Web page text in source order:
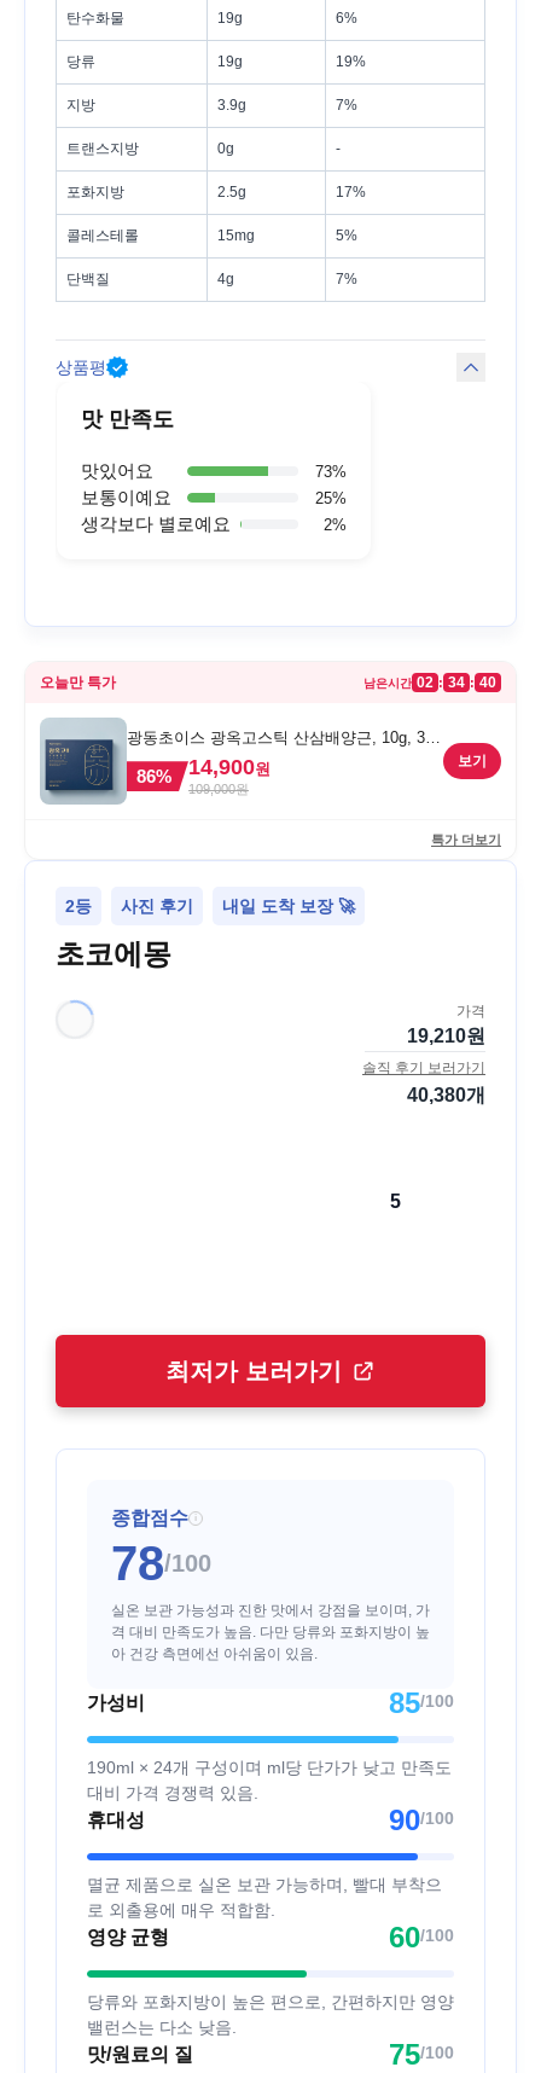
탄수화물 19g 6%
당류 19g 19%
지방 3.9g 7%
트랜스지방 0g -
포화지방 2.5g 17%
콜레스테롤 15mg 5%
단백질 4g 7%
상품평
맛 만족도
맛있어요 73%
보통이예요 25%
생각보다 별로예요 2%
오늘만 특가 남은시간 02 : 34 : 40
광동초이스 광옥고스틱 산삼배양근, 10g, 30
포, 1개
86% 14,900원
109,000원
보기
특가 더보기
2등 사진 후기 내일 도착 보장 🚀
초코에몽
가격
19,210원
솔직 후기 보러가기
40,380개
5
최저가 보러가기
종합점수 i
78/100
실온 보관 가능성과 진한 맛에서 강점을 보이며, 가
격 대비 만족도가 높음. 다만 당류와 포화지방이 높
아 건강 측면에선 아쉬움이 있음.
가성비 85/100
190ml × 24개 구성이며 ml당 단가가 낮고 만족도
대비 가격 경쟁력 있음.
휴대성 90/100
멸균 제품으로 실온 보관 가능하며, 빨대 부착으
로 외출용에 매우 적합함.
영양 균형 60/100
당류와 포화지방이 높은 편으로, 간편하지만 영양
밸런스는 다소 낮음.
맛/원료의 질 75/100